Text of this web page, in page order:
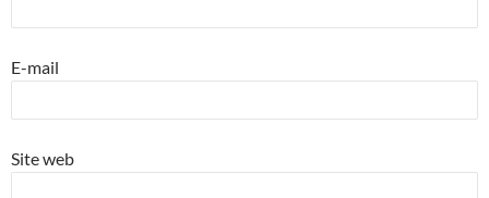
E-mail
Site web